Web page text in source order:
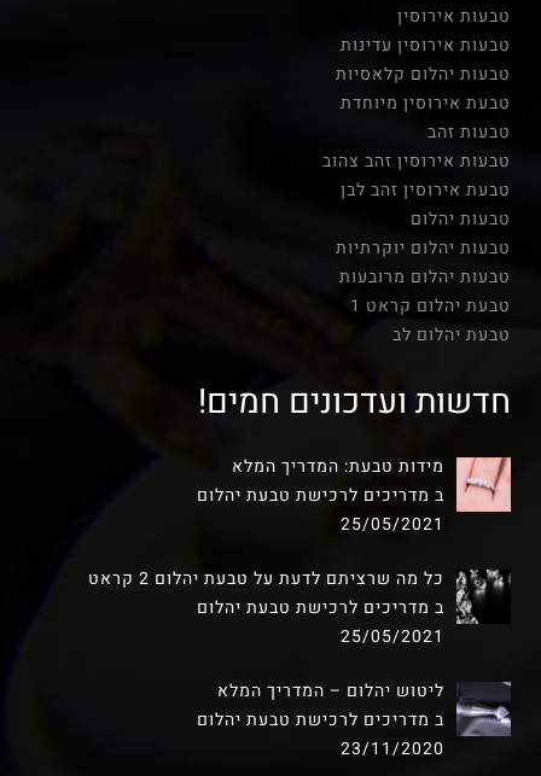
טבעות אירוסין
טבעות אירוסין עדינות
טבעות יהלום קלאסיות
טבעת אירוסין מיוחדת
טבעות זהב
טבעות אירוסין זהב צהוב
טבעת אירוסין זהב לבן
טבעות יהלום
טבעות יהלום יוקרתיות
טבעות יהלום מרובעות
טבעת יהלום קראט 1
טבעת יהלום לב
חדשות ועדכונים חמים!
מידות טבעת: המדריך המלא
ב מדריכים לרכישת טבעת יהלום
25/05/2021
כל מה שרציתם לדעת על טבעת יהלום 2 קראט
ב מדריכים לרכישת טבעת יהלום
25/05/2021
ליטוש יהלום – המדריך המלא
ב מדריכים לרכישת טבעת יהלום
23/11/2020